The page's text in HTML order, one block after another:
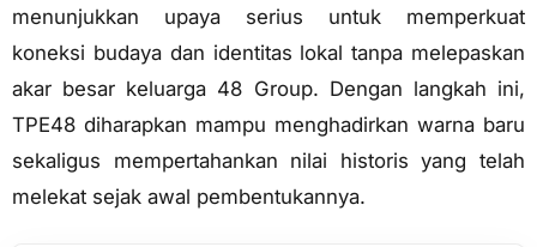
menunjukkan upaya serius untuk memperkuat
koneksi budaya dan identitas lokal tanpa melepaskan
akar besar keluarga 48 Group. Dengan langkah ini,
TPE48 diharapkan mampu menghadirkan warna baru
sekaligus mempertahankan nilai historis yang telah
melekat sejak awal pembentukannya.